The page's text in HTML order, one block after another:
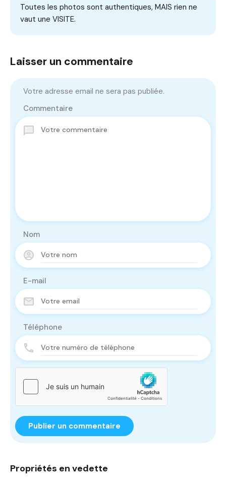
Toutes les photos sont authentiques, MAIS rien ne
vaut une VISITE.
Laisser un commentaire
Votre adresse email ne sera pas publiée.
Commentaire
Nom
E-mail
Téléphone
Propriétés en vedette